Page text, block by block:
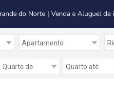
do Norte | Venda e Aluguel de